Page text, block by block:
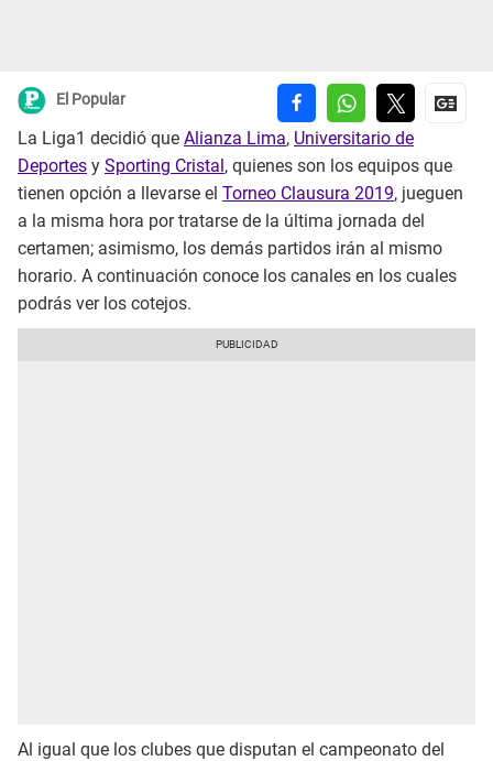
El Popular
La Liga1 decidió que Alianza Lima, Universitario de
Deportes y Sporting Cristal , quienes son los equipos que
tienen opción a llevarse el Torneo Clausura 2019, jueguen
a la misma hora por tratarse de la última jornada del
certamen; asimismo, los demás partidos irán al mismo
horario. A continuación conoce los canales en los cuales
podrás ver los cotejos.
Al igual que los clubes que disputan el campeonato del